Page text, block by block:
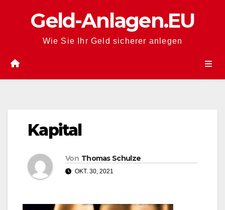
Geld-Anlagen.EU
Wie Sie Ihr Geld sicherer anlegen
Kapital
Von Thomas Schulze
OKT. 30, 2021